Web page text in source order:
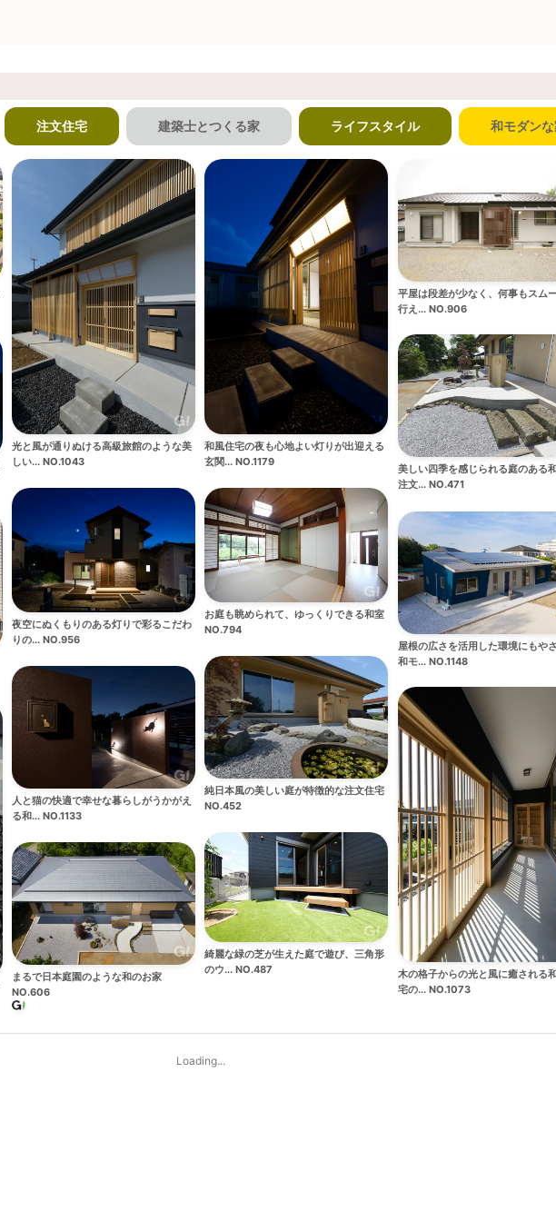
注文住宅 建築士とつくる家 ライフスタイル 和モダン
光と風が通りぬける高級旅館のような美
しい... NO.1043
和風住宅の夜も心地よい灯りが出迎える
玄関... NO.1179
平屋は段差が少なく、何事もスム
行え... NO.906
美しい四季を感じられる庭のある
注文... NO.471
夜空にぬくもりのある灯りで彩るこだわ
りの... NO.956
お庭も眺められて、ゆっくりできる和室
NO.794
屋根の広さを活用した環境にもや
和モ... NO.1148
純日本風の美しい庭が特徴的な注文住宅
NO.452
人と猫の快適で幸せな暮らしがうかがえ
る和... NO.1133
木の格子からの光と風に癒される
宅の... NO.1073
綺麗な緑の芝が生えた庭で遊び、三角形
のウ... NO.487
まるで日本庭園のような和のお家
NO.606
Loading...